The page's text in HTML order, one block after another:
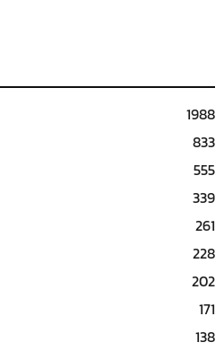
1988
833
555
339
261
228
202
171
138